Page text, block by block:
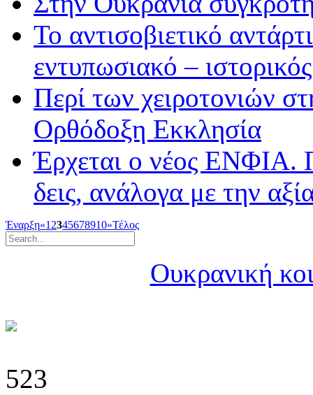
To αντισοβιετικό
εντυπωσιακό – ιστορικός
Περί των χειροτονιών
Ορθόδοξη Εκκλησία
Έρχεται ο νέος ΕΝΦΙΑ.
δεις, ανάλογα με την
Έναρξη«1 2345678910»Τέλος
Ουκρανική
523